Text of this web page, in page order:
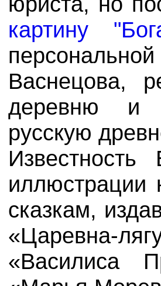
картину
Васнецова,
деревню и
русскую
Известность
иллюстрации
сказкам,
«Царевна-
«Василиса